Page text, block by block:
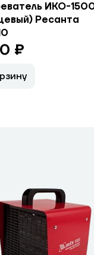
ИКО-
Ресанта
₽